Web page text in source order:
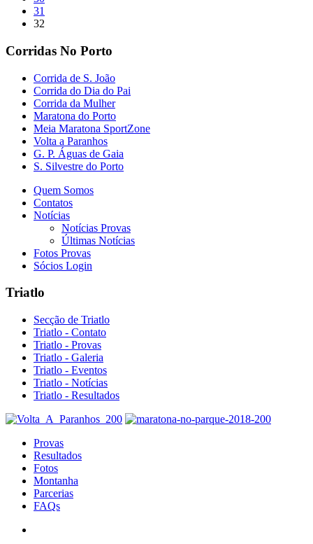
31
32
Corridas No Porto
Corrida de S. João
Corrida do Dia do Pai
Corrida da Mulher
Maratona do Porto
Meia Maratona SportZone
Volta a Paranhos
G. P. Águas de Gaia
S. Silvestre do Porto
Quem Somos
Contatos
Notícias
Notícias Provas
Últimas Notícias
Fotos Provas
Sócios Login
Triatlo
Secção de Triatlo
Triatlo - Contato
Triatlo - Provas
Triatlo - Galeria
Triatlo - Eventos
Triatlo - Notícias
Triatlo - Resultados
Provas
Resultados
Fotos
Montanha
Parcerias
FAQs